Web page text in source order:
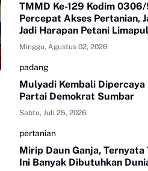
TMMD Ke-129 Kodim
Percepat Akses Pertanian,
Jadi Harapan Petani
Minggu, Agustus 02, 2026
padang
Mulyadi Kembali Dipercaya
Partai Demokrat Sumbar
Sabtu, Juli 25, 2026
pertanian
Mirip Daun Ganja, Ternyata
Ini Banyak Dibutuhkan